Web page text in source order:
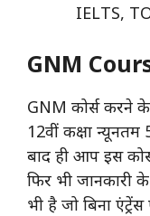
IELTS,
GNM
GNM कोर्स करने
12वीं कक्षा
बाद ही आप इस
फिर भी जानकारी
भी है जो बिना